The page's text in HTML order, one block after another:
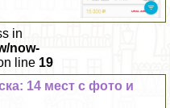
in
now-
line 19
14 мест с фото и